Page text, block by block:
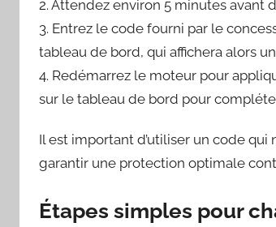
2. Attendez environ 5 minutes avant
3. Entrez le code fourni par le
tableau de bord, qui affichera alors
4. Redémarrez le moteur pour
sur le tableau de bord pour
Il est important d’utiliser un code
garantir une protection optimale
Étapes simples pour